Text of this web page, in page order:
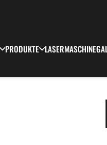
PRODUKTE LASERMASCHINE